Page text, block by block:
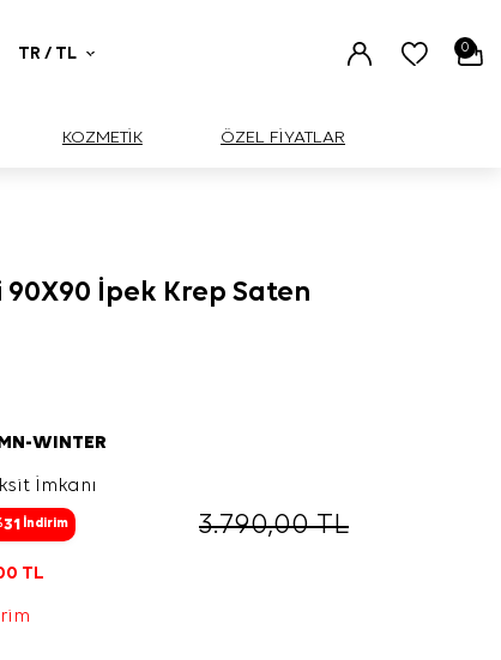
TR / TL 0
KOZMETİK ÖZEL FİYATLAR
90X90 İpek Krep Saten
WINTER
İmkanı
31 İndirim 3.790,00TL
TL